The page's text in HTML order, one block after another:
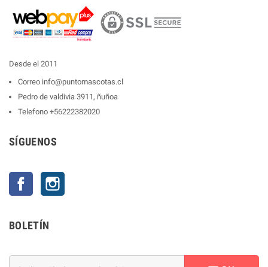
Desde el 2011
Correo info@puntomascotas.cl
Pedro de valdivia 3911, ñuñoa
Telefono +56222382020
SÍGUENOS
Facebook
BOLETÍN